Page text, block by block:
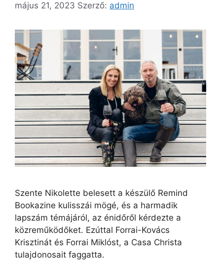
május 21, 2023 Szerző: admin
Szente Nikolette belesett a készülő Remind
Bookazine kulisszái mögé, és a harmadik
lapszám témájáról, az énidőről kérdezte a
közreműködőket. Ezúttal Forrai-Kovács
Krisztinát és Forrai Miklóst, a Casa Christa
tulajdonosait faggatta.